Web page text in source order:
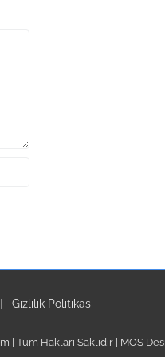
Gizlilik Politikası
Tüm Hakları Saklıdır | MOS